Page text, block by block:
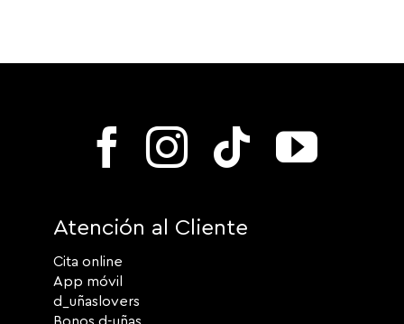
Atención al Cliente
Cita online
App móvil
d_uñaslovers